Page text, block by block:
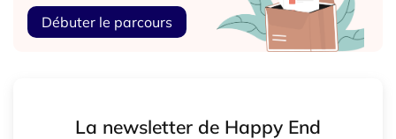
Débuter le parcours
La newsletter de Happy End